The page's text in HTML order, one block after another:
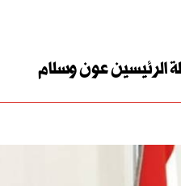
الرئيسين عون وسلام